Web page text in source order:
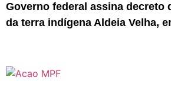
Governo federal assina decreto
da terra indígena Aldeia Velha,